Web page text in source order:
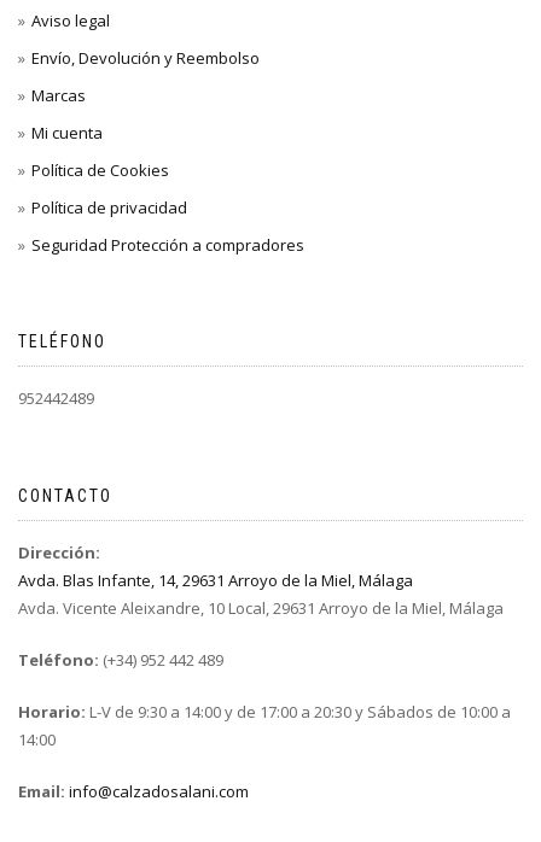
Aviso legal
Envío, Devolución y Reembolso
Marcas
Mi cuenta
Política de Cookies
Política de privacidad
Seguridad Protección a compradores
TELÉFONO
952442489
CONTACTO
Dirección:
Avda. Blas Infante, 14, 29631 Arroyo de la Miel, Málaga
Avda. Vicente Aleixandre, 10 Local, 29631 Arroyo de la Miel, Málaga
Teléfono: (+34) 952 442 489
Horario: L-V de 9:30 a 14:00 y de 17:00 a 20:30 y Sábados de 10:00 a
14:00
Email: info@calzadosalani.com